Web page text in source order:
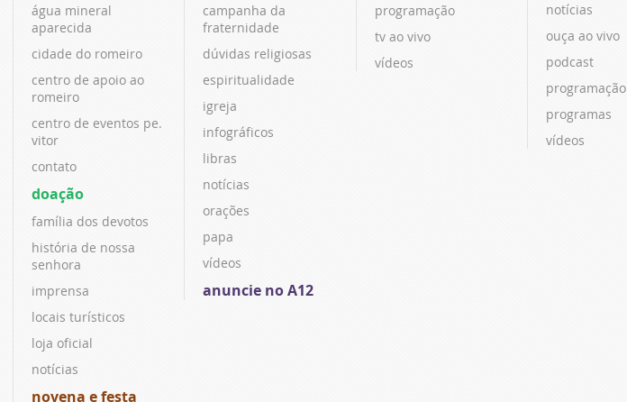
água mineral
aparecida
cidade do romeiro
centro de apoio ao
romeiro
centro de eventos pe.
vitor
contato
doação
família dos devotos
história de nossa
senhora
imprensa
locais turísticos
loja oficial
notícias
novena e festa
campanha da
fraternidade
dúvidas religiosas
espiritualidade
igreja
infográficos
libras
notícias
orações
papa
vídeos
anuncie no A12
programação
tv ao vivo
vídeos
notícias
ouça ao vivo
podcast
programação
programas
vídeos